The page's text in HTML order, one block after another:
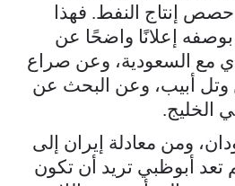
إنتاج النفط. فهذا
بوصفه إعلانًا واضحًا عن
مع السعودية، وعن صراع
وتل أبيب، وعن البحث عن
الخليج.
ومن معادلة إيران إلى
تعد أبوظبي تريد أن تكون